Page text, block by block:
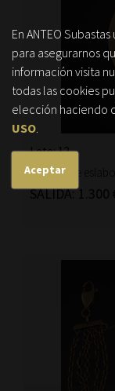
Lote: 12
Cadena de
SALIDA: 1.300
En ANTEO
para asegurarnos
información visita
todas las cookies
elección haciendo
USO.
Aceptar